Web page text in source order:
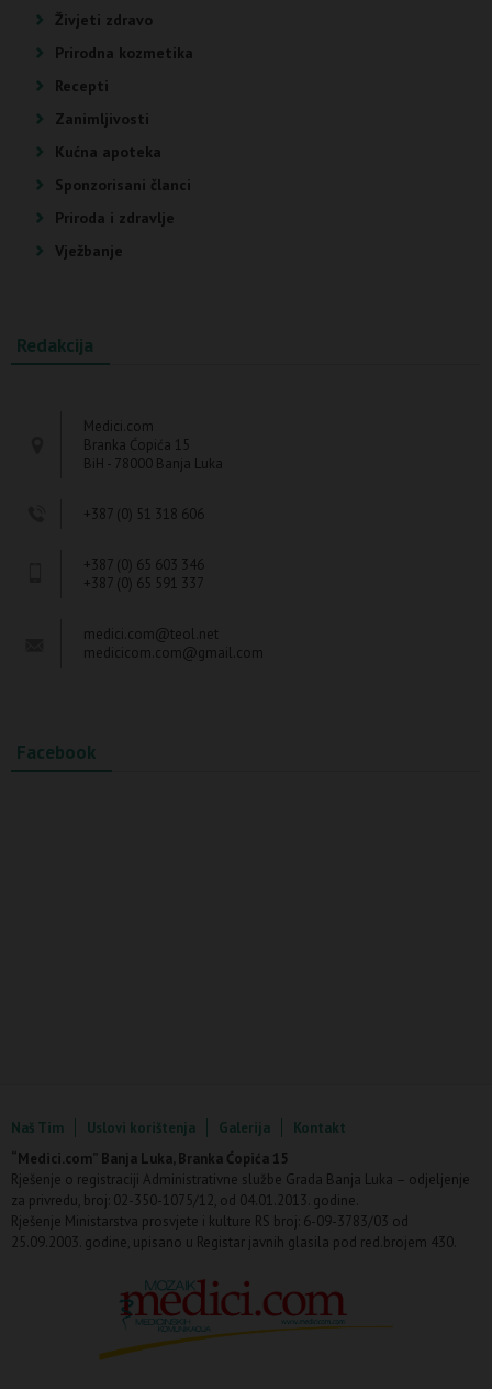
Živjeti zdravo
Prirodna kozmetika
Recepti
Zanimljivosti
Kućna apoteka
Sponzorisani članci
Priroda i zdravlje
Vježbanje
Redakcija
Medici.com
Branka Ćopića 15
BiH - 78000 Banja Luka
+387 (0) 51 318 606
+387 (0) 65 603 346
+387 (0) 65 591 337
medici.com@teol.net
medicicom.com@gmail.com
Facebook
Naš Tim Uslovi korištenja Galerija
Kontakt
“Medici.com” Banja Luka, Branka Ćopića 15
Rješenje o registraciji Administrativne službe Grada Banja Luka – odjeljenje
za privredu, broj: 02-350-1075/12, od 04.01.2013. godine.
Rješenje Ministarstva prosvjete i kulture RS broj: 6-09-3783/03 od
25.09.2003. godine, upisano u Registar javnih glasila pod red.brojem 430.